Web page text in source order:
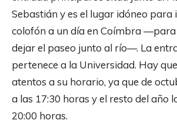
Sebastián y es el lugar idóneo para
colofón a un día en Coímbra —para
dejar el paseo junto al río—. La
pertenece a la Universidad. Hay
atentos a su horario, ya que de
a las 17:30 horas y el resto del año
20:00 horas.